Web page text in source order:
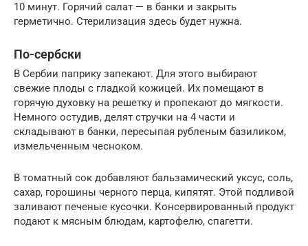
10 минут. Горячий салат — в банки и закрыть
герметично. Стерилизация здесь будет нужна.
По-сербски
В Сербии паприку запекают. Для этого выбирают
свежие плоды с гладкой кожицей. Их помещают в
горячую духовку на решетку и пропекают до мягкости.
Немного остудив, делят стручки на 4 части и
складывают в банки, пересыпая рубленым базиликом,
измельченным чесноком.
В томатный сок добавляют бальзамический уксус, соль,
сахар, горошины черного перца, кипятят. Этой подливой
заливают печеные кусочки. Консервированный продукт
подают к мясным блюдам, картофелю, спагетти.